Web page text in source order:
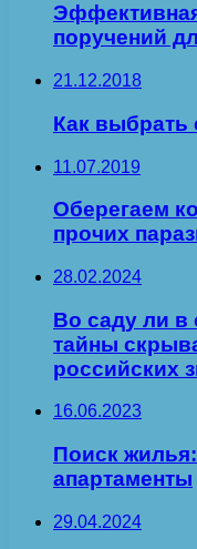
поручений
21.12.2018
Как
11.07.2019
Оберегаем
прочих
28.02.2024
Во саду ли в
тайны
российских
16.06.2023
Поиск
апартаменты
29.04.2024